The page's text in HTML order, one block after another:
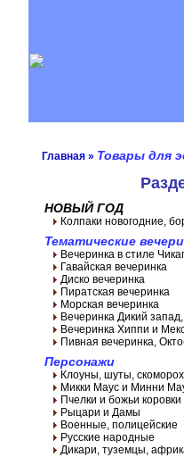
Главная » Товары для
НОВЫЙ ГОД
Колпаки новогодние,
Тематические
Вечеринка в стиле
Гавайская вечеринка
Диско вечеринка
Пиратская вечеринка
Морская вечеринка
Вечеринка Дикий
Вечеринка Хиппи и
Пивная вечеринка,
Персонажи
Клоуны, шуты,
Микки Маус и Минни
Пчелки и божьи коровки
Рыцари и Дамы
Военные, полицейские
Русские народные
Дикари, туземцы,